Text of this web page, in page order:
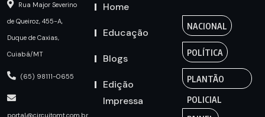
Rua Major Severino
de Queiroz, 455-A,
Duque de Caxias,
Cuiabá/MT
(65) 98111-0655
Home
Educação
Blogs
Edição
Impressa
NACIONAL
POLÍTICA
PLANTÃO
POLICIAL